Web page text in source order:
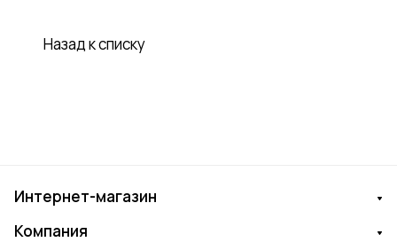
Назад к списку
Интернет-магазин
Компания